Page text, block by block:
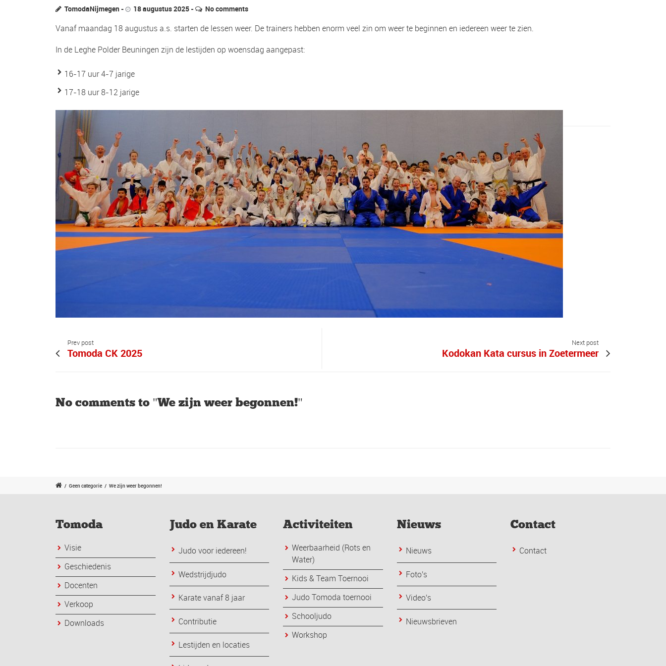
TomodaNijmegen 18 augustus 2025 No comments
Vanaf maandag 18 augustus a.s. starten de lessen weer. De trainers hebben enorm veel zin om weer te beginnen en iedereen weer te zien.
In de Leghe Polder Beuningen zijn de lestijden op woensdag aangepast:
16-17 uur 4-7 jarige
17-18 uur 8-12 jarige
Prev post
Tomoda CK 2025
Next post
Kodokan Kata cursus in Zoetermeer
No comments to "We zijn weer begonnen!"
/ Geen categorie / We zijn weer begonnen!
Tomoda
Visie
Geschiedenis
Docenten
Verkoop
Downloads
Judo en Karate
Judo voor iedereen!
Wedstrijdjudo
Karate vanaf 8 jaar
Contributie
Lestijden en locaties
Activiteiten
Weerbaarheid (Rots en
Water)
Kids & Team Toernooi
Judo Tomoda toernooi
Schooljudo
Workshop
Nieuws
Nieuws
Foto's
Video's
Nieuwsbrieven
Contact
Contact